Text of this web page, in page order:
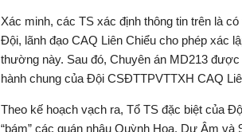
Xác minh, các TS xác định thông tin trên là
Đội, lãnh đạo CAQ Liên Chiểu cho phép xác
thường này. Sau đó, Chuyên án MD213
hành chung của Đội CSĐTTPVTTXH CAQ
Theo kế hoạch vạch ra, Tổ TS đặc biệt của
“bám” các quán nhậu Quỳnh Hoa, Dư Âm